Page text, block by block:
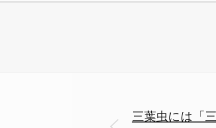
三葉虫には「